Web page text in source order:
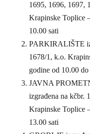
1695, 1696, 1697,
Krapinske Toplice
10.00 sati
PARKIRALIŠTE
1678/1, k.o.
godine od 10.00 do
JAVNA
izgrađena na kčbr.
Krapinske Toplice
13.00 sati